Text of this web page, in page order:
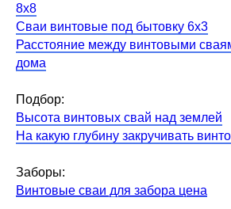
8х8
Сваи винтовые под бытовку 6х3
Расстояние между винтовыми
дома
Подбор:
Высота винтовых свай над землей
На какую глубину закручивать
Заборы:
Винтовые сваи для забора цена